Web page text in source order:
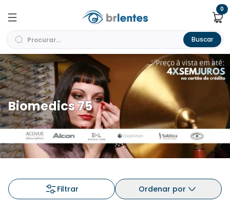
Buscar
0
Biomedics 75
Filtrar Ordenar por